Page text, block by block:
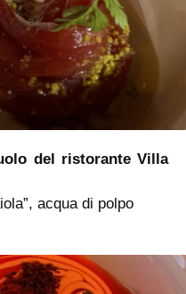
del ristorante Villa
acqua di polpo